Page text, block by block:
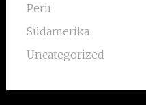
Peru
Südamerika
Uncategorized